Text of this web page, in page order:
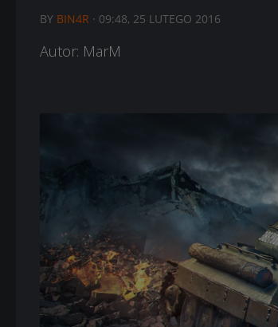
BY BIN4R · 09:48, 25 LUTEGO 2016
Autor: MarM